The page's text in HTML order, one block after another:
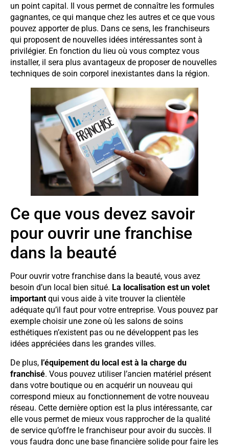
un point capital. Il vous permet de connaître les formules
gagnantes, ce qui manque chez les autres et ce que vous
pouvez apporter de plus. Dans ce sens, les franchiseurs
qui proposent de nouvelles idées intéressantes sont à
privilégier. En fonction du lieu où vous comptez vous
installer, il sera plus avantageux de proposer de nouvelles
techniques de soin corporel inexistantes dans la région.
Ce que vous devez savoir
pour ouvrir une franchise
dans la beauté
Pour ouvrir votre franchise dans la beauté, vous avez
besoin d’un local bien situé. La localisation est un volet
important qui vous aide à vite trouver la clientèle
adéquate qu’il faut pour votre entreprise. Vous pouvez par
exemple choisir une zone où les salons de soins
esthétiques n’existent pas ou ne développent pas les
idées appréciées dans les grandes villes.
De plus, l’équipement du local est à la charge du
franchisé. Vous pouvez utiliser l’ancien matériel présent
dans votre boutique ou en acquérir un nouveau qui
correspond mieux au fonctionnement de votre nouveau
réseau. Cette dernière option est la plus intéressante, car
elle vous permet de mieux vous rapprocher de la qualité
de service qu’offre le franchiseur pour avoir du succès. Il
vous faudra donc une base financière solide pour faire les